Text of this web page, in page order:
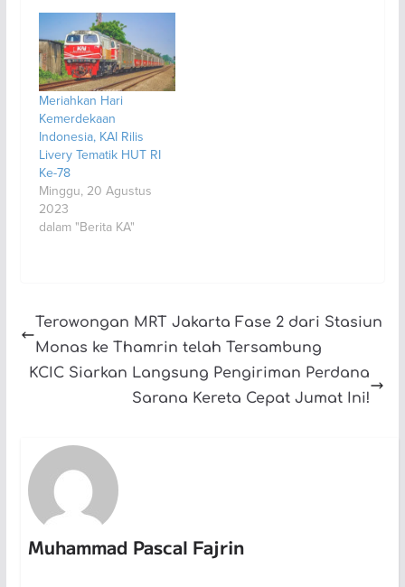
Meriahkan Hari
Kemerdekaan
Indonesia, KAI Rilis
Livery Tematik HUT RI
Ke-78
Minggu, 20 Agustus
2023
dalam "Berita KA"
Terowongan MRT Jakarta Fase 2 dari Stasiun
Monas ke Thamrin telah Tersambung
KCIC Siarkan Langsung Pengiriman Perdana
Sarana Kereta Cepat Jumat Ini!
Muhammad Pascal Fajrin